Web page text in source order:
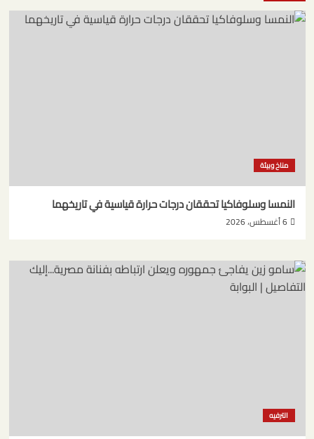
مناخ وبيئة
النمسا وسلوفاكيا تحققان درجات حرارة قياسية في تاريخهما
6 أغسطس، 2026
الترفيه